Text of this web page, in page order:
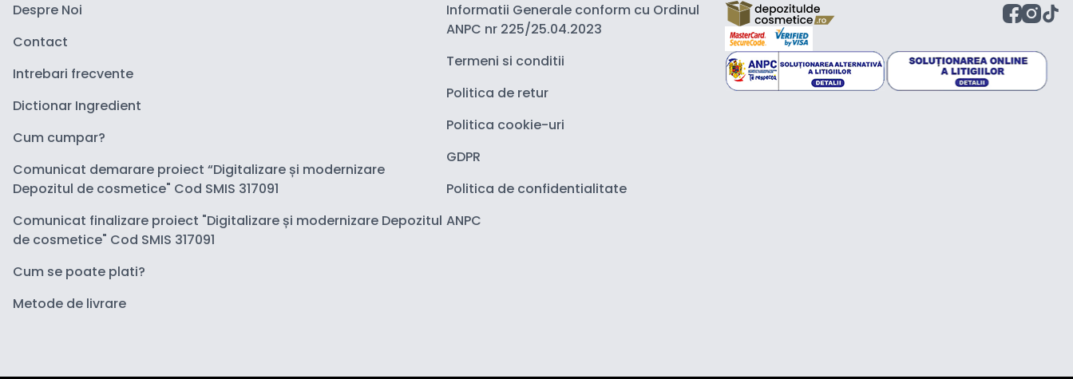
Despre Noi
Contact
Intrebari frecvente
Dictionar Ingredient
Cum cumpar?
Comunicat demarare proiect “Digitalizare și modernizare
Depozitul de cosmetice" Cod SMIS 317091
Comunicat finalizare proiect "Digitalizare și modernizare Depozitul
de cosmetice" Cod SMIS 317091
Cum se poate plati?
Metode de livrare
Informatii Generale conform cu Ordinul
ANPC nr 225/25.04.2023
Termeni si conditii
Politica de retur
Politica cookie-uri
GDPR
Politica de confidentialitate
ANPC